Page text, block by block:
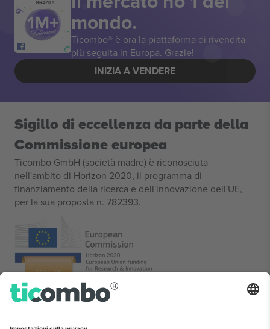
GRAZIE!
mondo.
Ticombo® è ora la piattaforma di rivendita
più seguita in Europa. Grazie!
INIZIA A VENDERE
Sigillo di eccellenza da parte della
Commissione europea
Ticombo GmbH (società madre) è riconosciuta
nell'ambito di Horizon 2020, il programma di
finanziamento della ricerca e dell'innovazione dell'UE,
per la sua proposta n. 782393.